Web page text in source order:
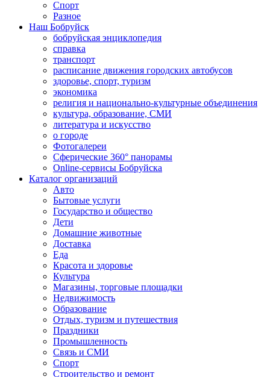
Спорт
Разное
Наш Бобруйск
бобруйская энциклопедия
справка
транспорт
расписание движения городских автобусов
здоровье, спорт, туризм
экономика
религия и национально-культурные объединения
культура, образование, СМИ
литература и искусство
о городе
Фотогалереи
Сферические 360° панорамы
Online-сервисы Бобруйска
Каталог организаций
Авто
Бытовые услуги
Государство и общество
Дети
Домашние животные
Доставка
Еда
Красота и здоровье
Культура
Магазины, торговые площадки
Недвижимость
Образование
Отдых, туризм и путешествия
Праздники
Промышленность
Связь и СМИ
Спорт
Строительство и ремонт